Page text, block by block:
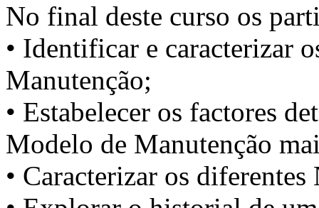
No final deste curso os
• Identificar e caracterizar
Manutenção;
• Estabelecer os factores
Modelo de Manutenção
• Caracterizar os